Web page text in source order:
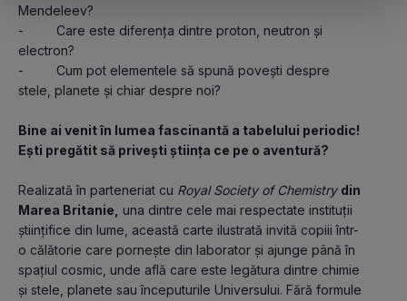
Mendeleev?
-         Care este diferența dintre proton, neutron și
electron?
-         Cum pot elementele să spună povești despre
stele, planete și chiar despre noi?
Bine ai venit în lumea fascinantă a tabelului periodic!
Ești pregătit să privești știința ce pe o aventură?
Realizată în parteneriat cu Royal Society of Chemistry din
Marea Britanie, una dintre cele mai respectate instituții
științifice din lume, această carte ilustrată invită copiii într-
o călătorie care pornește din laborator și ajunge până în
spațiul cosmic, unde află care este legătura dintre chimie
şi stele, planete sau începuturile Universului. Fără formule